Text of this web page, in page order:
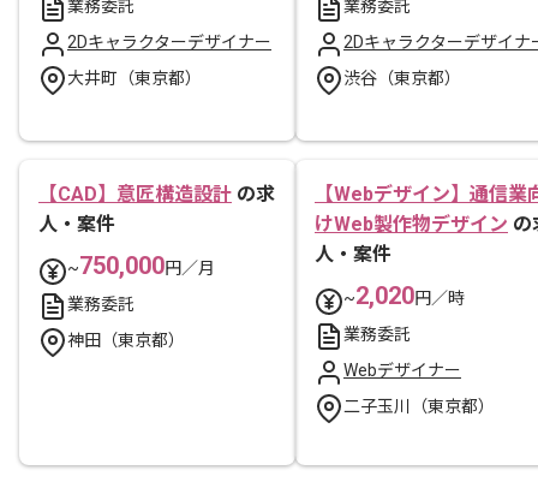
業務委託
2Dキャラクターデザイナー
大井町（東京都）
業務委託
2Dキャラクターデザイナ
渋谷（東京都）
【CAD】意匠構造設計 の求
人・案件
~750,000円／月
業務委託
神田（東京都）
【Webデザイン】通信業
けWeb製作物デザイン の
人・案件
~2,020円／時
業務委託
Webデザイナー
二子玉川（東京都）